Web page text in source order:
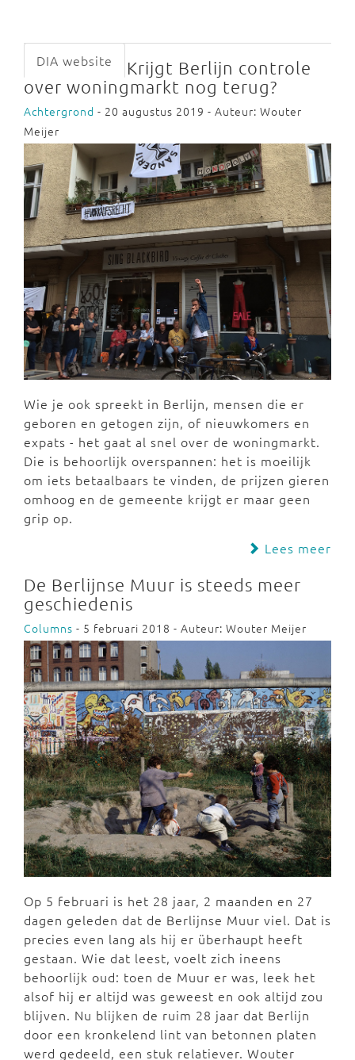
DIA website
Krijgt Berlijn controle
over woningmarkt nog terug?
Achtergrond - 20 augustus 2019 - Auteur: Wouter
Meijer
Wie je ook spreekt in Berlijn, mensen die er
geboren en getogen zijn, of nieuwkomers en
expats - het gaat al snel over de woningmarkt.
Die is behoorlijk overspannen: het is moeilijk
om iets betaalbaars te vinden, de prijzen gieren
omhoog en de gemeente krijgt er maar geen
grip op.
Lees meer
De Berlijnse Muur is steeds meer
geschiedenis
Columns - 5 februari 2018 - Auteur: Wouter Meijer
Op 5 februari is het 28 jaar, 2 maanden en 27
dagen geleden dat de Berlijnse Muur viel. Dat is
precies even lang als hij er überhaupt heeft
gestaan. Wie dat leest, voelt zich ineens
behoorlijk oud: toen de Muur er was, leek het
alsof hij er altijd was geweest en ook altijd zou
blijven. Nu blijken de ruim 28 jaar dat Berlijn
door een kronkelend lint van betonnen platen
werd gedeeld, een stuk relatiever. Wouter